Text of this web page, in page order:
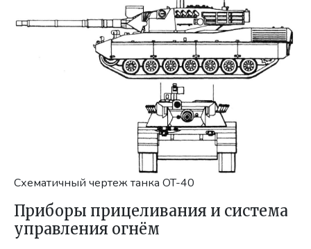
Схематичный чертеж танка OT-40
Приборы прицеливания и система
управления огнём